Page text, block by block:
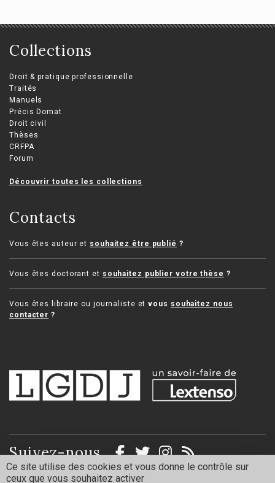
Collections
Droit & pratique professionnelle
Traités
Manuels
Précis Domat
Droit civil
Thèses
CRFPA
Forum
Découvrir toutes les collections
Contacts
Vous êtes auteur et souhaitez être publié ?
Vous êtes doctorant et souhaitez publier votre thèse ?
Vous êtes libraire ou journaliste etvous souhaitez nous
contacter ?
Suivez-nous
Ce site utilise des cookies et vous donne le contrôle sur
ceux que vous souhaitez activer